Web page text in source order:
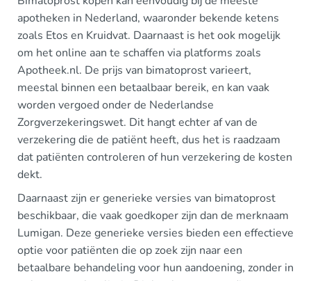
apotheken in Nederland, waaronder bekende ketens
zoals Etos en Kruidvat. Daarnaast is het ook mogelijk
om het online aan te schaffen via platforms zoals
Apotheek.nl. De prijs van bimatoprost varieert,
meestal binnen een betaalbaar bereik, en kan vaak
worden vergoed onder de Nederlandse
Zorgverzekeringswet. Dit hangt echter af van de
verzekering die de patiënt heeft, dus het is raadzaam
dat patiënten controleren of hun verzekering de kosten
dekt.
Daarnaast zijn er generieke versies van bimatoprost
beschikbaar, die vaak goedkoper zijn dan de merknaam
Lumigan. Deze generieke versies bieden een effectieve
optie voor patiënten die op zoek zijn naar een
betaalbare behandeling voor hun aandoening, zonder in